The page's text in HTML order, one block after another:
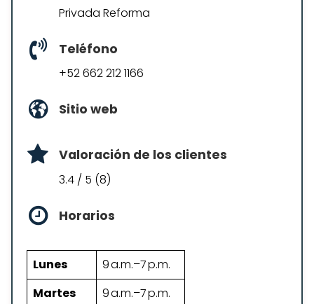
Privada Reforma
Teléfono
+52 662 212 1166
Sitio web
Valoración de los clientes
3.4 / 5 (8)
Horarios
Lunes
9 a.m.–7 p.m.
Martes
9 a.m.–7 p.m.